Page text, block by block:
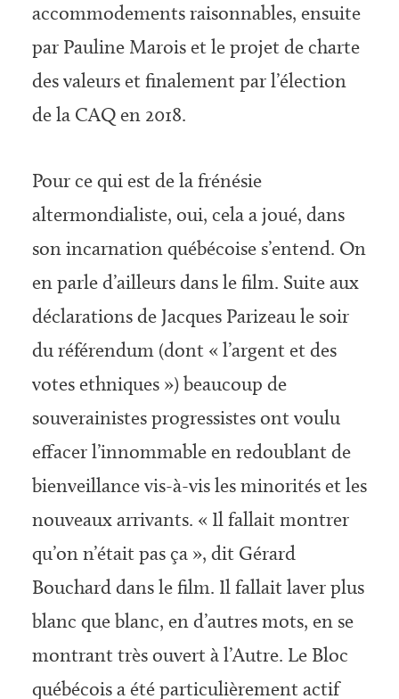
accommodements raisonnables, ensuite
par Pauline Marois et le projet de charte
des valeurs et finalement par l’élection
de la CAQ en 2018.
Pour ce qui est de la frénésie
altermondialiste, oui, cela a joué, dans
son incarnation québécoise s’entend. On
en parle d’ailleurs dans le film. Suite aux
déclarations de Jacques Parizeau le soir
du référendum (dont « l’argent et des
votes ethniques ») beaucoup de
souverainistes progressistes ont voulu
effacer l’innommable en redoublant de
bienveillance vis-à-vis les minorités et les
nouveaux arrivants. « Il fallait montrer
qu’on n’était pas ça », dit Gérard
Bouchard dans le film. Il fallait laver plus
blanc que blanc, en d’autres mots, en se
montrant très ouvert à l’Autre. Le Bloc
québécois a été particulièrement actif